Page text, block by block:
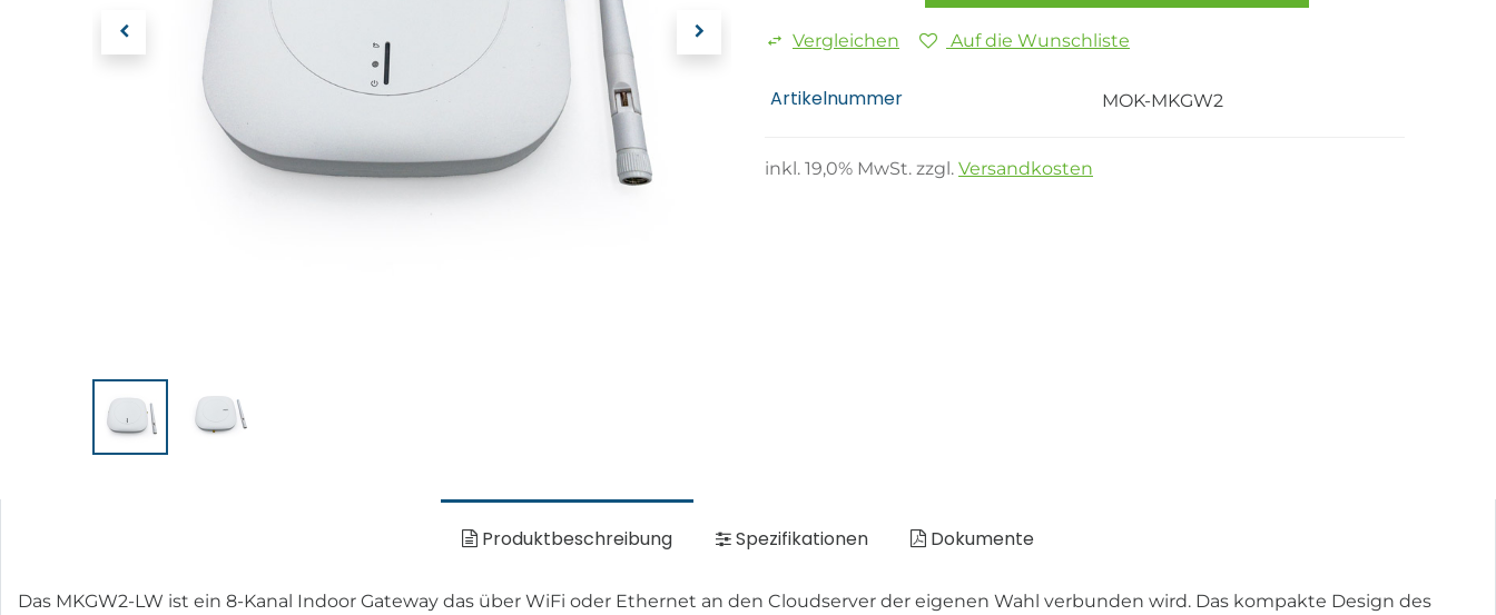
Vergleichen Auf die Wunschliste
Artikelnummer MOK-MKGW2
inkl. 19,0% MwSt. zzgl. Versandkosten
Produktbeschreibung Spezifikationen Dokumente
Das MKGW2-LW ist ein 8-Kanal Indoor Gateway das über WiFi oder Ethernet an den Cloudserver der eigenen Wahl verbunden wird. Das kompakte Design des